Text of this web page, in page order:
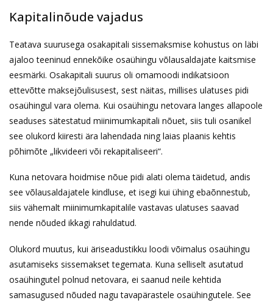
Kapitalinõude vajadus
Teatava suurusega osakapitali sissemaksmise kohustus on läbi
ajaloo teeninud ennekõike osaühingu võlausaldajate kaitsmise
eesmärki. Osakapitali suurus oli omamoodi indikatsioon
ettevõtte maksejõulisusest, sest näitas, millises ulatuses pidi
osaühingul vara olema. Kui osaühingu netovara langes allapoole
seaduses sätestatud miinimumkapitali nõuet, siis tuli osanikel
see olukord kiiresti ära lahendada ning laias plaanis kehtis
põhimõte „likvideeri või rekapitaliseeri“.
Kuna netovara hoidmise nõue pidi alati olema täidetud, andis
see võlausaldajatele kindluse, et isegi kui ühing ebaõnnestub,
siis vähemalt miinimumkapitalile vastavas ulatuses saavad
nende nõuded ikkagi rahuldatud.
Olukord muutus, kui äriseadustikku loodi võimalus osaühingu
asutamiseks sissemakset tegemata. Kuna selliselt asutatud
osaühingutel polnud netovara, ei saanud neile kehtida
samasugused nõuded nagu tavapärastele osaühingutele. See